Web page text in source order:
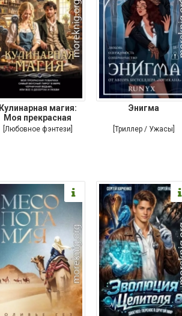
Кулинарная магия:
Моя прекрасная
повариха. Самый
[Любовное фэнтези]
Энигма
[Триллер / Ужасы]